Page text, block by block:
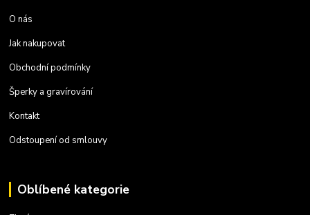
O nás
Jak nakupovat
Obchodní podmínky
Šperky a gravírování
Kontakt
Odstoupení od smlouvy
Oblíbené kategorie